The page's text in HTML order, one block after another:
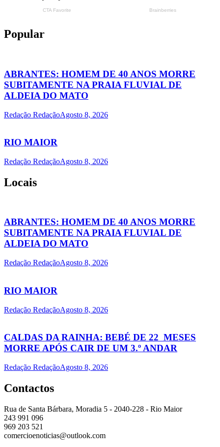
Popular
ABRANTES: HOMEM DE 40 ANOS MORRE
SUBITAMENTE NA PRAIA FLUVIAL DE
ALDEIA DO MATO
Redação RedaçãoAgosto 8, 2026
RIO MAIOR
Redação RedaçãoAgosto 8, 2026
Locais
ABRANTES: HOMEM DE 40 ANOS MORRE
SUBITAMENTE NA PRAIA FLUVIAL DE
ALDEIA DO MATO
Redação RedaçãoAgosto 8, 2026
RIO MAIOR
Redação RedaçãoAgosto 8, 2026
CALDAS DA RAINHA: BEBÉ DE 22 MESES
MORRE APÓS CAIR DE UM 3.º ANDAR
Redação RedaçãoAgosto 8, 2026
Contactos
Rua de Santa Bárbara, Moradia 5 - 2040-228 - Rio Maior
243 991 096
969 203 521
comercioenoticias@outlook.com